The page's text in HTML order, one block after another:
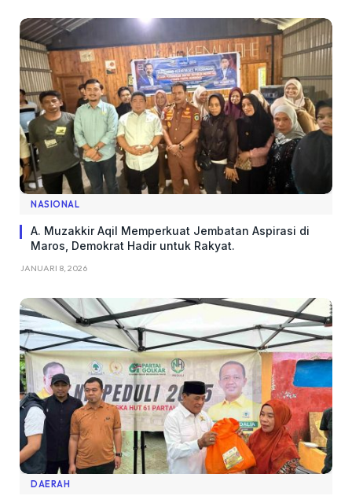
NASIONAL
A. Muzakkir Aqil Memperkuat Jembatan Aspirasi di
Maros, Demokrat Hadir untuk Rakyat.
JANUARI 8, 2026
DAERAH